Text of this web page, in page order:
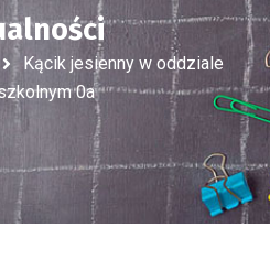
Kącik jesienny w oddziale
0a